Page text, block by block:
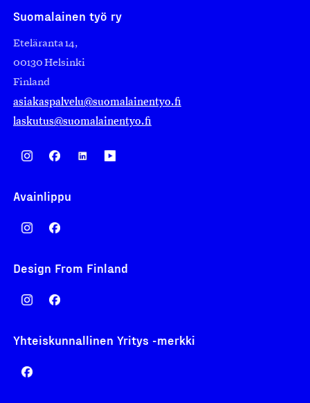
Suomalainen työ ry
Eteläranta 14,
00130 Helsinki
Finland
asiakaspalvelu@suomalainentyo.fi
laskutus@suomalainentyo.fi
Avainlippu
Design From Finland
Yhteiskunnallinen Yritys -merkki